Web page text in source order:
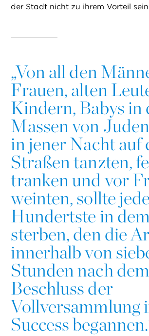
der Stadt nicht zu ihrem Vorteil
„Von all den
Frauen, alten
Kindern, Babys in
Massen von
in jener Nacht auf
Straßen tanzten,
tranken und vor
weinten, sollte
Hundertste in
sterben, den die
innerhalb von
Stunden nach dem
Beschluss der
Vollversammlung
Success